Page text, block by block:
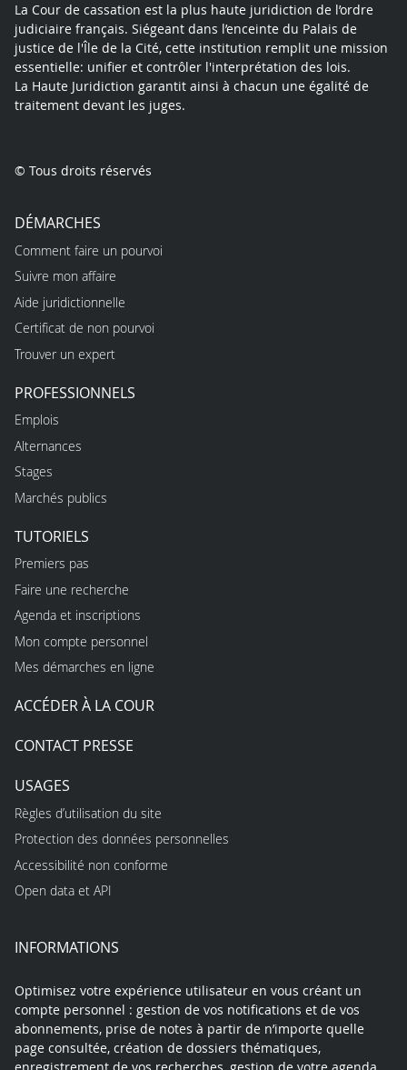
La Cour de cassation est la plus haute juridiction de l’ordre
judiciaire français. Siégeant dans l’enceinte du Palais de
justice de l'Île de la Cité, cette institution remplit une mission
essentielle: unifier et contrôler l'interprétation des lois.
La Haute Juridiction garantit ainsi à chacun une égalité de
traitement devant les juges.
© Tous droits réservés
DÉMARCHES
Comment faire un pourvoi
Suivre mon affaire
Aide juridictionnelle
Certificat de non pourvoi
Trouver un expert
PROFESSIONNELS
Emplois
Alternances
Stages
Marchés publics
TUTORIELS
Premiers pas
Faire une recherche
Agenda et inscriptions
Mon compte personnel
Mes démarches en ligne
ACCÉDER À LA COUR
CONTACT PRESSE
USAGES
Règles d’utilisation du site
Protection des données personnelles
Accessibilité non conforme
Open data et API
INFORMATIONS
Optimisez votre expérience utilisateur en vous créant un
compte personnel : gestion de vos notifications et de vos
abonnements, prise de notes à partir de n’importe quelle
page consultée, création de dossiers thématiques,